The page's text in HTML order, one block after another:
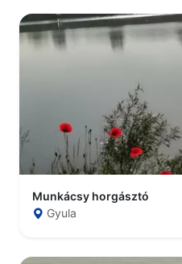
Munkácsy horgásztó
Gyula